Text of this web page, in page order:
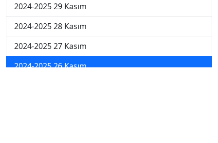
2024-2025 29 Kasım
2024-2025 28 Kasım
2024-2025 27 Kasım
2024-2025 26 Kasım